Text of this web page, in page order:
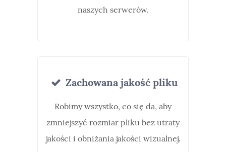
naszych serwerów.
Zachowana jakość pliku
Robimy wszystko, co się da, aby
zmniejszyć rozmiar pliku bez utraty
jakości i obniżania jakości wizualnej.